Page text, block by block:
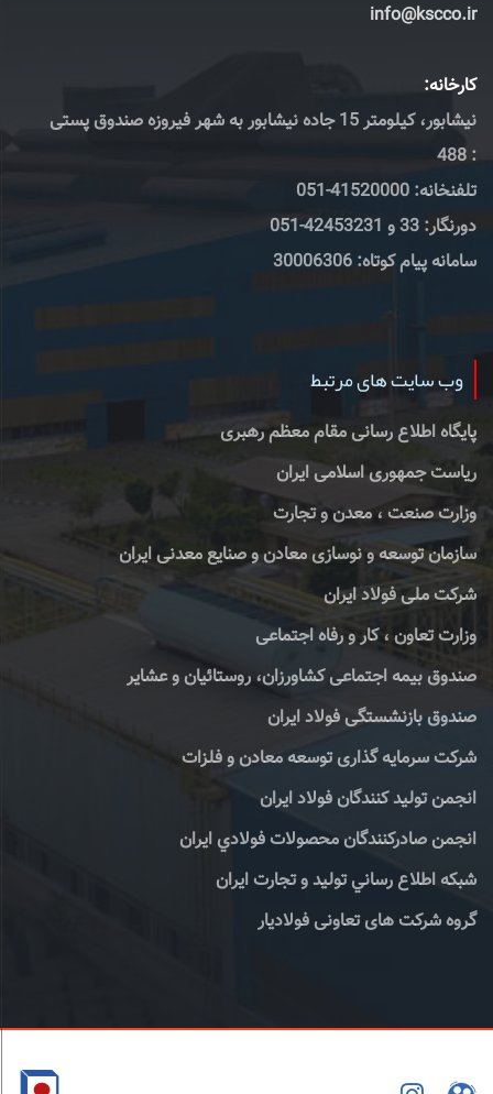
info@kscco.ir
کارخانه:
نیشابور، کیلومتر 15 جاده نیشابور به شهر فیروزه صندوق پستی
: 488
تلفنخانه: 41520000-051
دورنگار: 33 و 42453231-051
سامانه پیام کوتاه: 30006306
وب سایت های مرتبط
پایگاه اطلاع رسانی مقام معظم رهبری
ریاست جمهوری اسلامی ایران
وزارت صنعت ، معدن و تجارت
سازمان توسعه و نوسازی معادن و صنایع معدنی ایران
شرکت ملی فولاد ایران
وزارت تعاون ، کار و رفاه اجتماعی
صندوق بیمه اجتماعی کشاورزان، روستائیان و عشایر
صندوق بازنشستگی فولاد ایران
شرکت سرمایه گذاری توسعه معادن و فلزات
انجمن تولید کنندگان فولاد ایران
انجمن صادركنندگان محصولات فولادي ايران
شبكه اطلاع رساني توليد و تجارت ايران
گروه شرکت های تعاونی فولادیار